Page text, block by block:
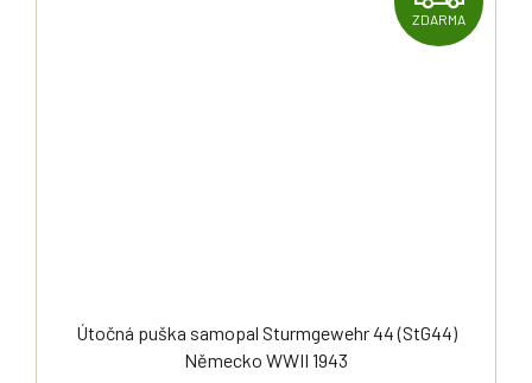
D
ZDARMA
Útočná puška samopal Sturmgewehr 44 (StG44)
Německo WWII 1943